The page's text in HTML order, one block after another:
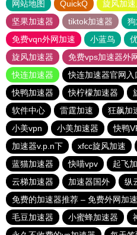
网站地图 QuickQ 旋风加
坚果加速器
tiktok加速器
免费vqn外网加速
小蓝鸟
旋风加速器
免费vps加速器外
快连加速器
快连加速器官网入
快鸭加速器
快柠檬加速器
软件中心
雷霆加速 狂飙加
小美vpn
小美加速器 快鸭
加速器v.p.n下
xfcc旋风加速
蓝猫加速器
快喵vpv 起飞
云梯加速器
加速器国外
纵
免费的加速器推荐 – 免费外网加速
毛豆加速器
小蜜蜂加速器